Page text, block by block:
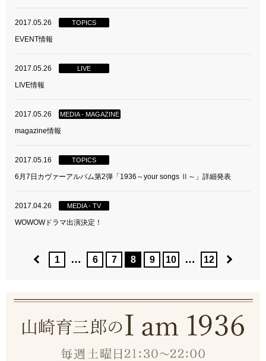
2017.05.26 TOPICS
EVENT情報
2017.05.26 LIVE
LIVE情報
2017.05.26 MEDIA - MAGAZINE
magazine情報
2017.05.16 TOPICS
6月7日カヴァーアルバム第2弾「1936～your songs Ⅱ～」詳細発表
2017.04.26 MEDIA - TV
WOWOWドラマ出演決定！
1 … 6 7 8 9 10 … 12